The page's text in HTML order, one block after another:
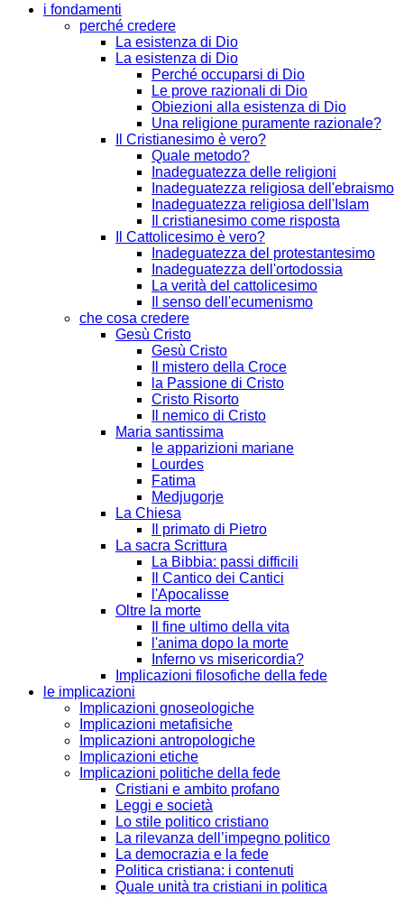
i fondamenti
perché credere
La esistenza di Dio
La esistenza di Dio
Perché occuparsi di Dio
Le prove razionali di Dio
Obiezioni alla esistenza di Dio
Una religione puramente razionale?
Il Cristianesimo è vero?
Quale metodo?
Inadeguatezza delle religioni
Inadeguatezza religiosa dell'ebraismo
Inadeguatezza religiosa dell'Islam
Il cristianesimo come risposta
Il Cattolicesimo è vero?
Inadeguatezza del protestantesimo
Inadeguatezza dell'ortodossia
La verità del cattolicesimo
Il senso dell'ecumenismo
che cosa credere
Gesù Cristo
Gesù Cristo
Il mistero della Croce
la Passione di Cristo
Cristo Risorto
Il nemico di Cristo
Maria santissima
le apparizioni mariane
Lourdes
Fatima
Medjugorje
La Chiesa
Il primato di Pietro
La sacra Scrittura
La Bibbia: passi difficili
Il Cantico dei Cantici
l'Apocalisse
Oltre la morte
Il fine ultimo della vita
l'anima dopo la morte
Inferno vs misericordia?
Implicazioni filosofiche della fede
le implicazioni
Implicazioni gnoseologiche
Implicazioni metafisiche
Implicazioni antropologiche
Implicazioni etiche
Implicazioni politiche della fede
Cristiani e ambito profano
Leggi e società
Lo stile politico cristiano
La rilevanza dell’impegno politico
La democrazia e la fede
Politica cristiana: i contenuti
Quale unità tra cristiani in politica